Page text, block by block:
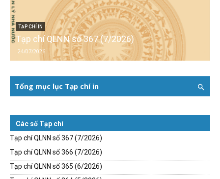
TẠP CHÍ IN
Tạp chí QLNN số 367 (7/2026)
24/07/2026
Tổng mục lục Tạp chí in
Các số Tạp chí
Tạp chí QLNN số 367 (7/2026)
Tạp chí QLNN số 366 (7/2026)
Tạp chí QLNN số 365 (6/2026)